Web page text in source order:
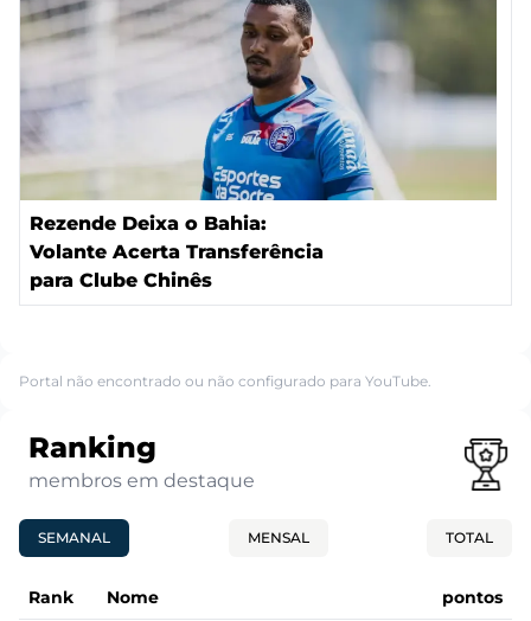
Rezende Deixa o Bahia:
Volante Acerta Transferência
para Clube Chinês
Portal não encontrado ou não configurado para YouTube.
Ranking
membros em destaque
SEMANAL MENSAL TOTAL
Rank Nome pontos